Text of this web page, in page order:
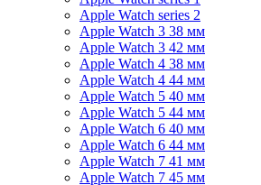
Apple Watch series 2
Apple Watch 3 38 мм
Apple Watch 3 42 мм
Apple Watch 4 38 мм
Apple Watch 4 44 мм
Apple Watch 5 40 мм
Apple Watch 5 44 мм
Apple Watch 6 40 мм
Apple Watch 6 44 мм
Apple Watch 7 41 мм
Apple Watch 7 45 мм